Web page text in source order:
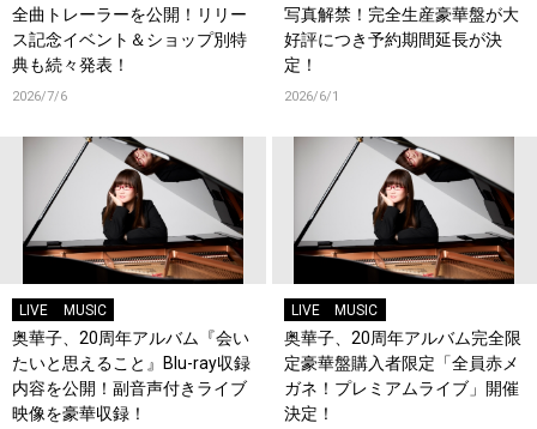
全曲トレーラーを公開！リリー
ス記念イベント＆ショップ別特
典も続々発表！
2026/7/6
写真解禁！完全生産豪華盤が大
好評につき予約期間延長が決
定！
2026/6/1
LIVE MUSIC
奥華子、20周年アルバム『会い
たいと思えること』Blu-ray収録
内容を公開！副音声付きライブ
映像を豪華収録！
LIVE MUSIC
奥華子、20周年アルバム完全限
定豪華盤購入者限定「全員赤メ
ガネ！プレミアムライブ」開催
決定！